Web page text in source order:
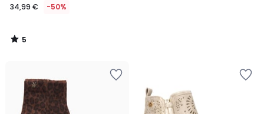
34,99 € -50%
5
/